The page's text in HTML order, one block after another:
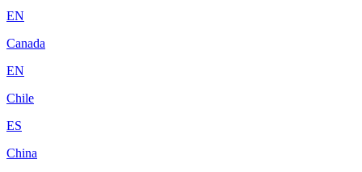
EN
Canada
EN
Chile
ES
China